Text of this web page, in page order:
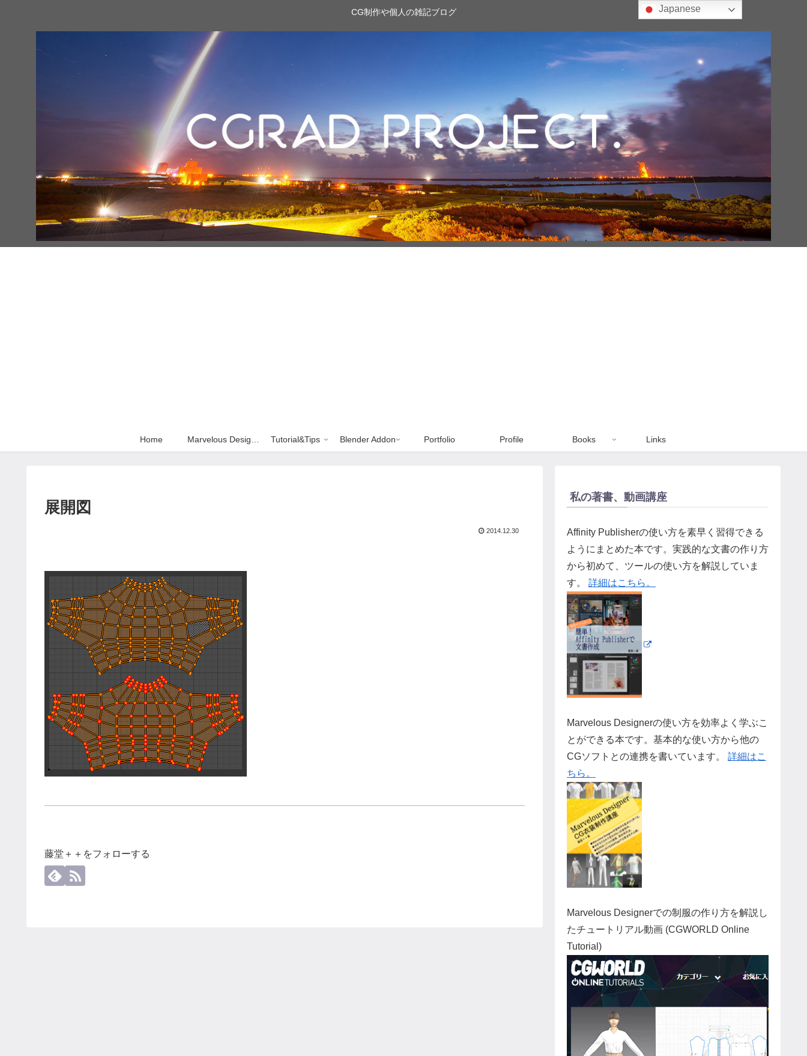
CG制作や個人の雑記ブログ
Home Tutorial&Tips Blender Addon Portfolio Profile Books Links
展開図
2014.12.30
藤堂＋＋をフォローする
私の著書、動画講座
Affinity Publisherの使い方を素早く習得できる
ようにまとめた本です。実践的な文書の作り方
から初めて、ツールの使い方を解説していま
す。 詳細はこちら。
Marvelous Designerの使い方を効率よく学ぶこ
とができる本です。基本的な使い方から他の
CGソフトとの連携を書いています。 詳細はこ
ちら。
Marvelous Designerでの制服の作り方を解説し
たチュートリアル動画 (CGWORLD Online
Tutorial)
Japanese